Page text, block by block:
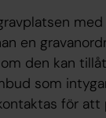
en
den kan
som
för